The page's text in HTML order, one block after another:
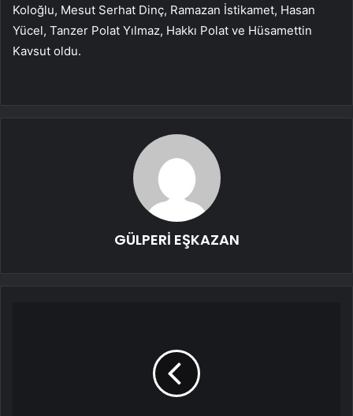
Koloğlu, Mesut Serhat Dinç, Ramazan İstikamet, Hasan
Yücel, Tanzer Polat Yılmaz, Hakkı Polat ve Hüsamettin
Kavsut oldu.
GÜLPERİ EŞKAZAN